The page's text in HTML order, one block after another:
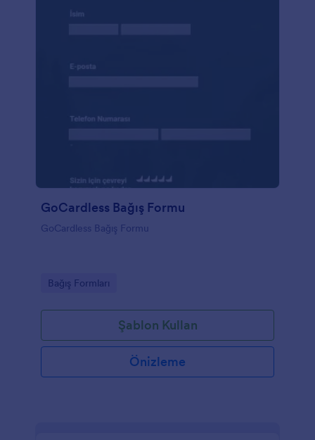
GoCardless Bağış Formu
GoCardless Bağış Formu
Go to Category:
Bağış Formları
Şablon Kullan
Önizleme